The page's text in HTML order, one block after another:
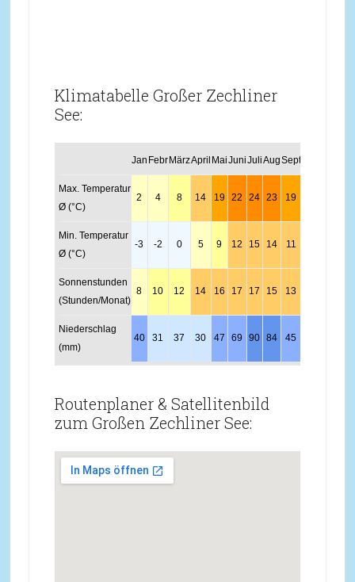
Klimatabelle Großer Zechliner
See:
Jan Febr MärzApril MaiJuniJuliAugSept
Max. Temperatur
Ø (°C)
2 4 8 14 19 22 24 23 19
Min. Temperatur
Ø (°C)
-3 -2 0 5 9 12 15 14 11
Sonnenstunden
(Stunden/Monat)
8 10 12 14 16 17 17 15 13
Niederschlag
(mm)
40 31 37 30 47 69 90 84 45
Routenplaner & Satellitenbild
zum Großen Zechliner See: